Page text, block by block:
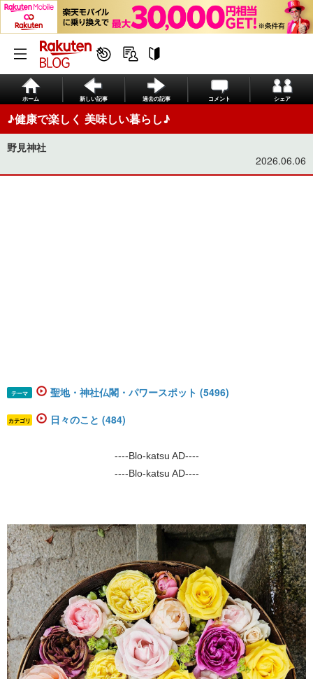
ホーム 新しい記事 過去の記事 コメント シェア
♪健康で楽しく 美味しい暮らし♪
野見神社
2026.06.06
テーマ 聖地・神社仏閣・パワースポット (5496)
カテゴリ 日々のこと (484)
----Blo-katsu AD----
----Blo-katsu AD----